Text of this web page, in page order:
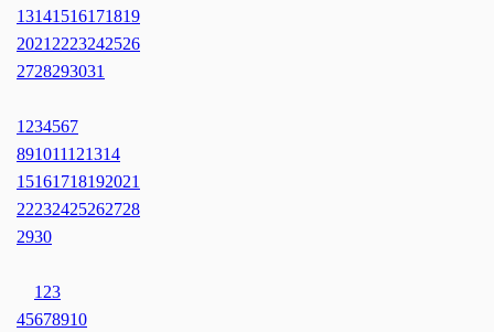
13141516171819
2021 2223242526
2728293031
1 234567
891011121314
15161718192021
22232425262728
2930
1 23
45678910